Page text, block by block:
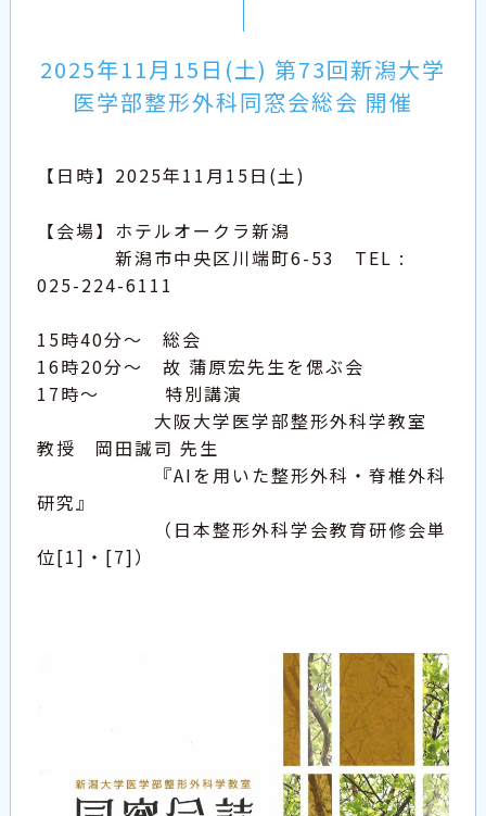
2025年11月15日(土) 第73回新潟大学
医学部整形外科同窓会総会 開催
【日時】2025年11月15日(土)
【会場】ホテルオークラ新潟
新潟市中央区川端町6-53 TEL :
025-224-6111
15時40分～ 総会
16時20分～ 故 蒲原宏先生を偲ぶ会
17時～ 特別講演
大阪大学医学部整形外科学教室
教授 岡田誠司 先生
『AIを用いた整形外科・脊椎外科
研究』
（日本整形外科学会教育研修会単
位[1]・[7]）